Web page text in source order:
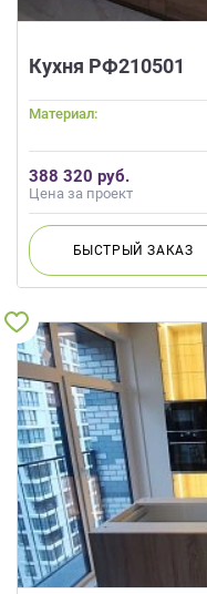
Кухня РФ210501
Материал:
388 320 руб.
Цена за проект
БЫСТРЫЙЗАКАЗ